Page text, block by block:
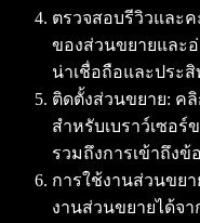
ตรวจสอบรีวิวและ
ของส่วนขยายและ
น่าเชื่อถือและประ
ติดตั้งส่วนขยาย: คลิ
สำหรับเบราว์เซอ
รวมถึงการเข้าถึง
การใช้งานส่วนขยา
งานส่วนขยายได้จา